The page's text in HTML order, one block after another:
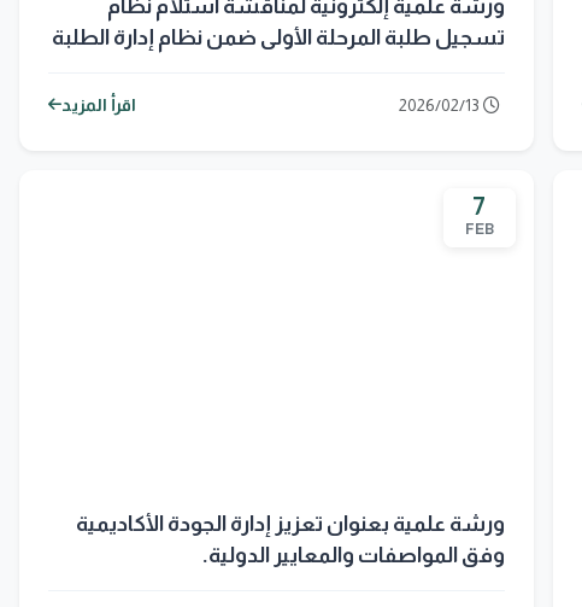
ورشة علمية إلكترونية لمناقشة استلام نظام
تسجيل طلبة المرحلة الأولى ضمن نظام إدارة الطلبة
اقرأ المزيد
7
FEB
ورشة علمية بعنوان تعزيز إدارة الجودة الأكاديمية
وفق المواصفات والمعايير الدولية.